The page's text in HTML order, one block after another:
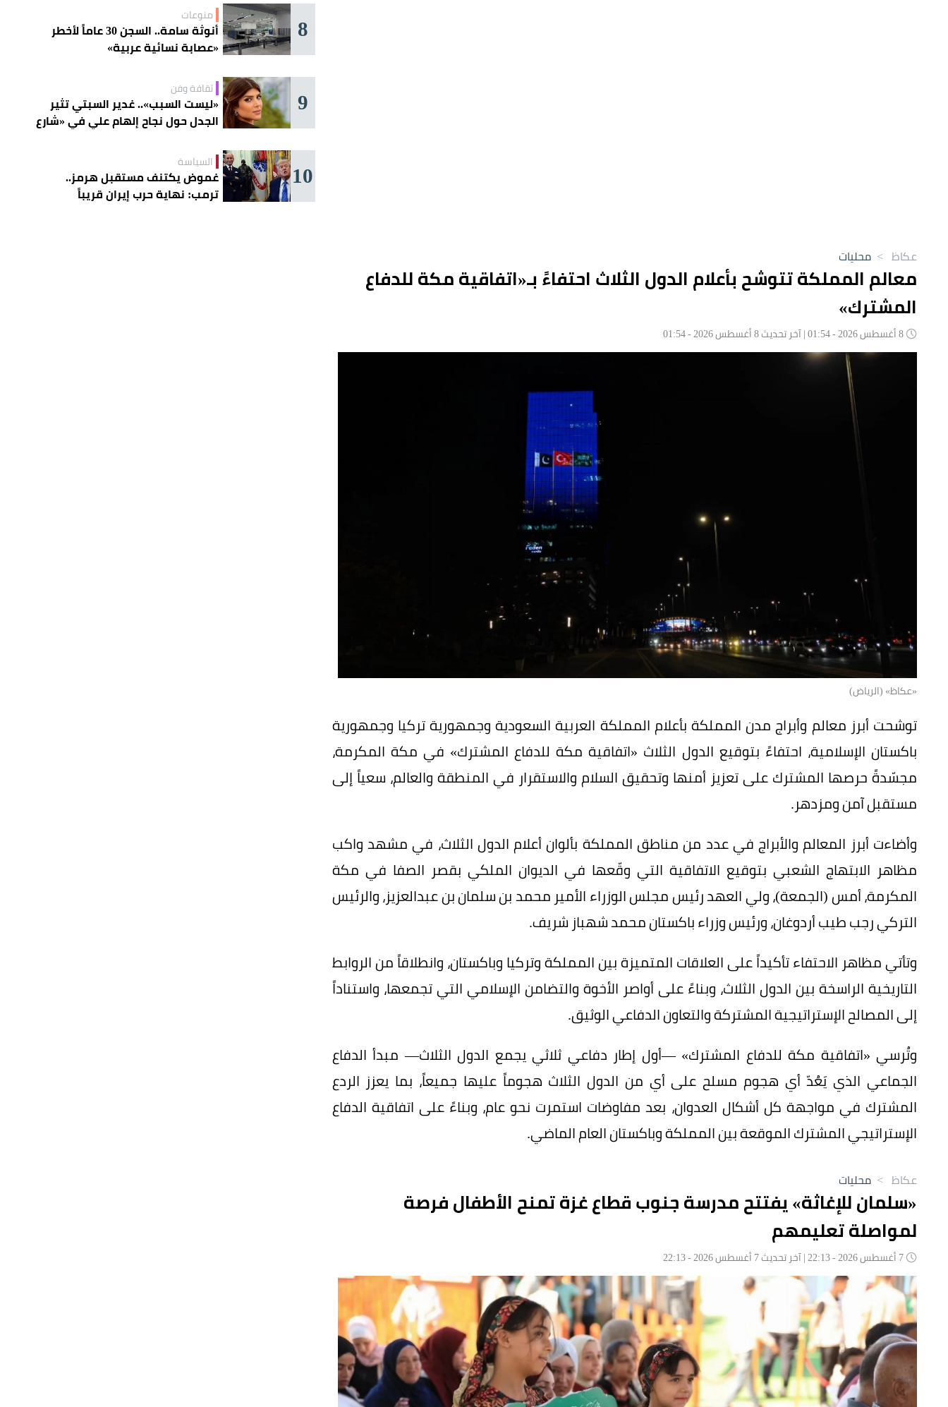
8 منوعات
أنوثة سامة.. السجن 30 عاماً لأخطر
«عصابة نسائية عربية»
9 ثقافة وفن
«ليست السبب».. غدير السبتي تثير
الجدل حول نجاح إلهام علي في «شارع
10 السياسة
غموض يكتنف مستقبل هرمز..
ترمب: نهاية حرب إيران قريباً
عكاظ > محليات
معالم المملكة تتوشح بأعلام الدول الثلاث احتفاءً بـ«اتفاقية مكة للدفاع
المشترك»
«عكاظ» (الرياض)
توشحت أبرز معالم وأبراج مدن المملكة بأعلام المملكة العربية السعودية وجمهورية تركيا وجمهورية
باكستان الإسلامية، احتفاءً بتوقيع الدول الثلاث «اتفاقية مكة للدفاع المشترك» في مكة المكرمة،
مجسّدةً حرصها المشترك على تعزيز أمنها وتحقيق السلام والاستقرار في المنطقة والعالم، سعياً إلى
مستقبل آمن ومزدهر.
وأضاءت أبرز المعالم والأبراج في عدد من مناطق المملكة بألوان أعلام الدول الثلاث، في مشهد واكب
مظاهر الابتهاج الشعبي بتوقيع الاتفاقية التي وقّعها في الديوان الملكي بقصر الصفا في مكة
المكرمة، أمس (الجمعة)، ولي العهد رئيس مجلس الوزراء الأمير محمد بن سلمان بن عبدالعزيز، والرئيس
التركي رجب طيب أردوغان، ورئيس وزراء باكستان محمد شهباز شريف.
وتأتي مظاهر الاحتفاء تأكيداً على العلاقات المتميزة بين المملكة وتركيا وباكستان، وانطلاقاً من الروابط
التاريخية الراسخة بين الدول الثلاث، وبناءً على أواصر الأخوة والتضامن الإسلامي التي تجمعها، واستناداً
إلى المصالح الإستراتيجية المشتركة والتعاون الدفاعي الوثيق.
وتُرسي «اتفاقية مكة للدفاع المشترك» —أول إطار دفاعي ثلاثي يجمع الدول الثلاث— مبدأ الدفاع
الجماعي الذي يَعُدّ أي هجوم مسلح على أي من الدول الثلاث هجوماً عليها جميعاً، بما يعزز الردع
المشترك في مواجهة كل أشكال العدوان، بعد مفاوضات استمرت نحو عام، وبناءً على اتفاقية الدفاع
الإستراتيجي المشترك الموقعة بين المملكة وباكستان العام الماضي.
عكاظ > محليات
«سلمان للإغاثة» يفتتح مدرسة جنوب قطاع غزة تمنح الأطفال فرصة
لمواصلة تعليمهم